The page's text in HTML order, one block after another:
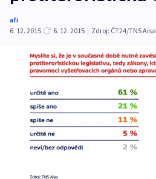
afi
6. 12. 2015
6. 12. 2015 | Zdroj: ČT24/TNS Aisa